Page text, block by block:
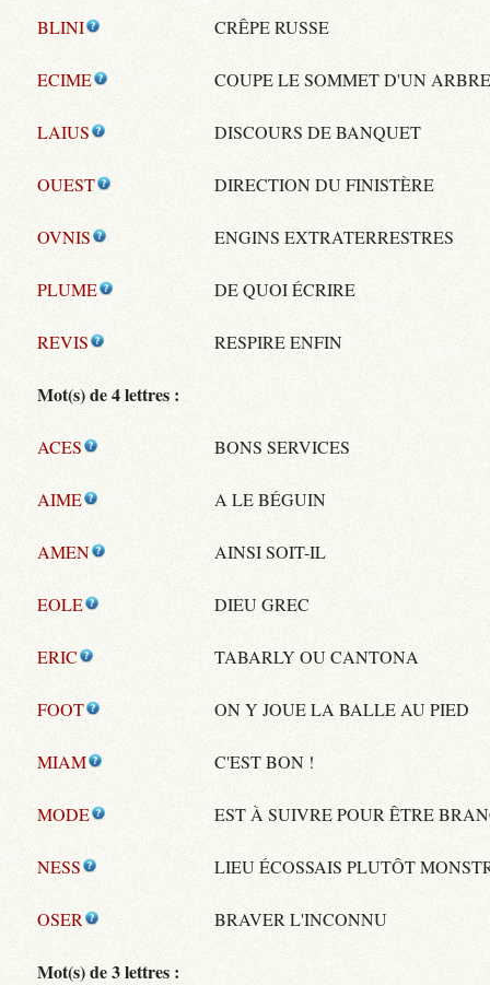
BLINI CRÊPE RUSSE
ECIME COUPE LE SOMMET D'UN
LAIUS DISCOURS DE BANQUET
OUEST DIRECTION DU FINISTÈRE
OVNIS ENGINS EXTRATERRESTRES
PLUME DE QUOI ÉCRIRE
REVIS RESPIRE ENFIN
Mot(s) de 4 lettres :
ACES BONS SERVICES
AIME A LE BÉGUIN
AMEN AINSI SOIT-IL
EOLE DIEU GREC
ERIC TABARLY OU CANTONA
FOOT ON Y JOUE LA BALLE AU PIED
MIAM C'EST BON !
MODE EST À SUIVRE POUR ÊTRE
NESS LIEU ÉCOSSAIS PLUTÔT
OSER BRAVER L'INCONNU
Mot(s) de 3 lettres :